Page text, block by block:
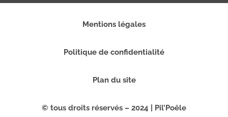
Mentions légales
Politique de confidentialité
Plan du site
© tous droits réservés – 2024 | Pil’Poêle